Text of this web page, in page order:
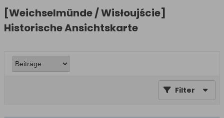
[Weichselmünde / Wisłoujście]
Historische Ansichtskarte
Filter